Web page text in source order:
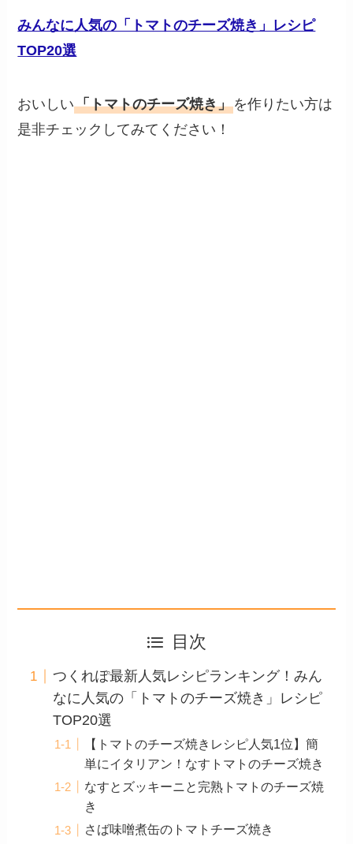
みんなに人気の「トマトのチーズ焼き」レシピ
TOP20選
おいしい「トマトのチーズ焼き」を作りたい方は
是非チェックしてみてください！
目次
つくれぽ最新人気レシピランキング！みん
なに人気の「トマトのチーズ焼き」レシピ
TOP20選
【トマトのチーズ焼きレシピ人気1位】簡
単にイタリアン！なすトマトのチーズ焼き
なすとズッキーニと完熟トマトのチーズ焼
き
さば味噌煮缶のトマトチーズ焼き